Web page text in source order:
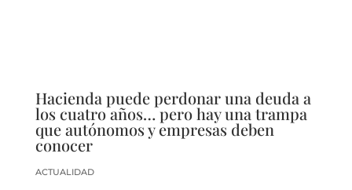
Hacienda puede perdonar una deuda a
los cuatro años… pero hay una trampa
que autónomos y empresas deben
conocer
ACTUALIDAD